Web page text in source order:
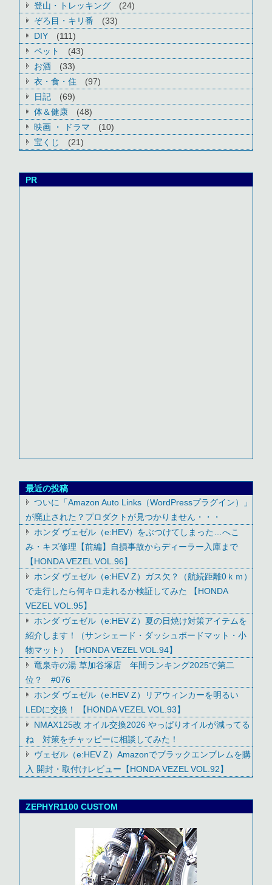
登山・トレッキング
(24)
ぞろ目・キリ番
(33)
DIY
(111)
ペット
(43)
お酒
(33)
衣・食・住
(97)
日記
(69)
体＆健康
(48)
映画 ・ ドラマ
(10)
宝くじ
(21)
PR
最近の投稿
ついに「Amazon Auto Links（WordPressプラグイン）」
が廃止された？プロダクトが見つかりません・・・
ホンダ ヴェゼル（e:HEV）をぶつけてしまった…へこ
み・キズ修理【前編】自損事故からディーラー入庫まで
【HONDA VEZEL VOL.96】
ホンダ ヴェゼル（e:HEV Z）ガス欠？（航続距離0ｋｍ）
で走行したら何キロ走れるか検証してみた 【HONDA
VEZEL VOL.95】
ホンダ ヴェゼル（e:HEV Z）夏の日焼け対策アイテムを
紹介します！（サンシェード・ダッシュボードマット・小
物マット） 【HONDA VEZEL VOL.94】
竜泉寺の湯 草加谷塚店 年間ランキング2025で第二
位？ #076
ホンダ ヴェゼル（e:HEV Z）リアウィンカーを明るい
LEDに交換！ 【HONDA VEZEL VOL.93】
NMAX125改 オイル交換2026 やっぱりオイルが減ってる
ね 対策をチャッピーに相談してみた！
ヴェゼル（e:HEV Z）Amazonでブラックエンブレムを購
入 開封・取付けレビュー【HONDA VEZEL VOL.92】
ZEPHYR1100 CUSTOM